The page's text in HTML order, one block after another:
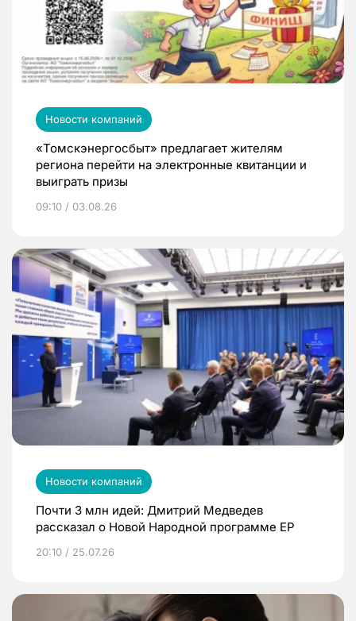
Новости компаний
«Томскэнергосбыт» предлагает жителям
региона перейти на электронные квитанции и
выиграть призы
09:10 / 03.08.26
Новости компаний
Почти 3 млн идей: Дмитрий Медведев
рассказал о Новой Народной программе ЕР
20:10 / 25.07.26